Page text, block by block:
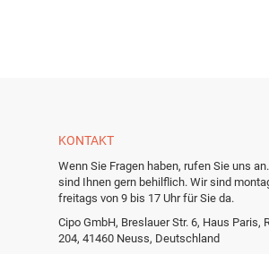
KONTAKT
Wenn Sie Fragen haben, rufen Sie uns
sind Ihnen gern behilflich. Wir sind
freitags von 9 bis 17 Uhr für Sie da.
Cipo GmbH, Breslauer Str. 6, Haus Paris,
204, 41460 Neuss, Deutschland